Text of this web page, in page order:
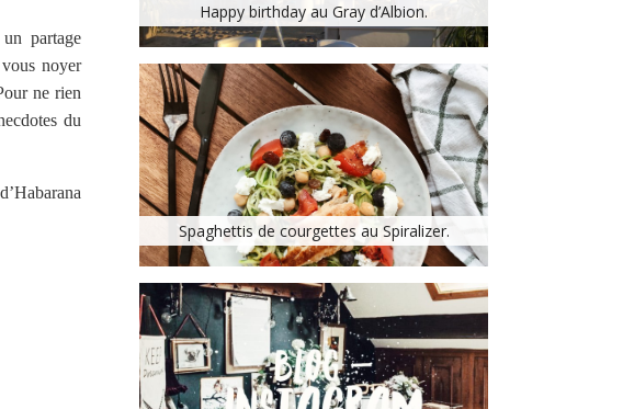
partage
noyer
ne rien
du
Happy birthday au Gray d’Albion.
Spaghettis de courgettes au Spiralizer.